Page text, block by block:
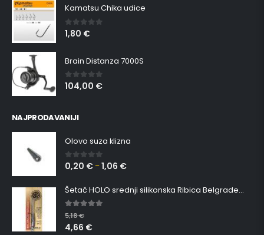
Kamatsu Chika udice
0 out of 5
1,80 €
Brain Distanza 7000S
0out of 5
104,00 €
NAJPRODAVANIJI
Olovo suza klizna
0 out of 5
0,20 € –1,06 €
Šetač HOLO srednji silikonska Ribica Belgrade Walker
5.00out of 5
5,18€
4,66 €